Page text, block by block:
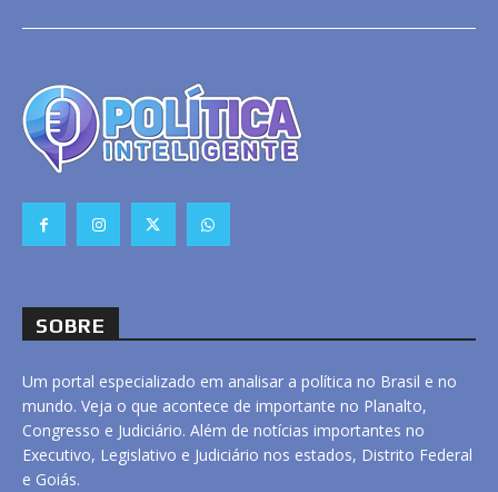
SOBRE
Um portal especializado em analisar a política no Brasil e no
mundo. Veja o que acontece de importante no Planalto,
Congresso e Judiciário. Além de notícias importantes no
Executivo, Legislativo e Judiciário nos estados, Distrito Federal
e Goiás.